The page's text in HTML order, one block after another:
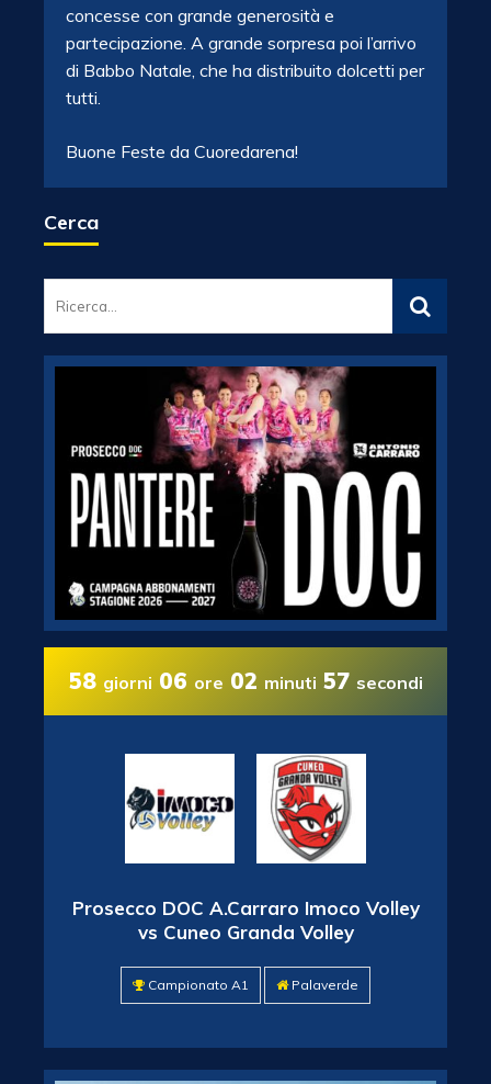
concesse con grande generosità e
partecipazione. A grande sorpresa poi l’arrivo
di Babbo Natale, che ha distribuito dolcetti per
tutti.
Buone Feste da Cuoredarena!
Cerca
58 giorni 06 ore 02 minuti 56 secondi
Prosecco DOC A.Carraro Imoco Volley
vs Cuneo Granda Volley
Campionato A1 Palaverde